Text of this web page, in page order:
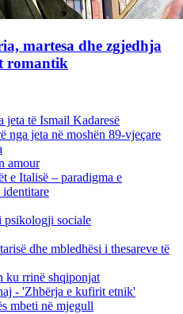
martesa dhe zgjedhja
romantik
jeta të Ismail Kadaresë
nga jeta në moshën 89-vjeçare
amour
e Italisë – paradigma e
identitare
psikologji sociale
dhe mbledhësi i thesareve të
ku rrinë shqiponjat
- 'Zhbërja e kufirit etnik'
mbeti në mjegull